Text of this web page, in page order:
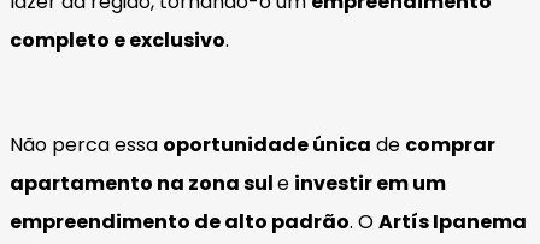
completo e exclusivo.
Não perca essa oportunidade única de comprar
apartamento na zona sule investir em um
empreendimento de alto padrão. OArtís Ipanema